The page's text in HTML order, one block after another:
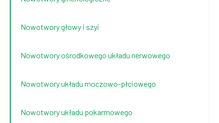
Nowotwory głowy i szyi
Nowotwory ośrodkowego układu nerwowego
Nowotwory układu moczowo-płciowego
Nowotwory układu pokarmowego